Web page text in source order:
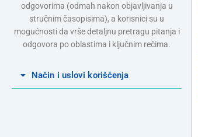
odgovorima (odmah nakon objavljivanja u
stručnim časopisima), a korisnici su u
mogućnosti da vrše detaljnu pretragu pitanja i
odgovora po oblastima i ključnim rečima.
Način i uslovi korišćenja